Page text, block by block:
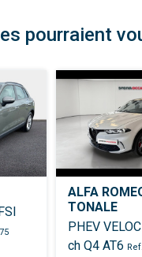
pourraient
ALFA
TONALE
PHEV
ch Q4 AT6